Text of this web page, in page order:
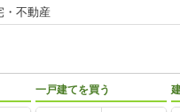
・不動産
一戸建てを買う